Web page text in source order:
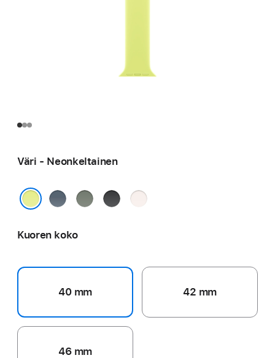
Väri - Neonkeltainen
Ankkurinsininen
Vihreänharmaa
MustaPunan­
Kuoren koko
40 mm 42 mm
46 mm